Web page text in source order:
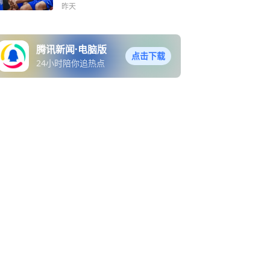
昨天
腾讯新闻·电脑版
24小时陪你追热点
点击下载